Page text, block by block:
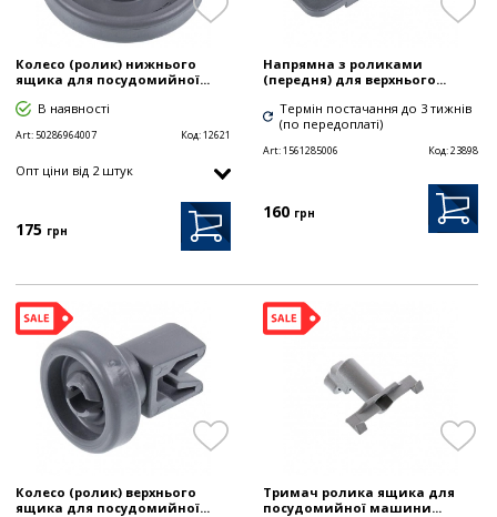
Колесо (ролик) нижнього
ящика для посудомийної...
В наявності
Art: 50286964007 Код:12621
Опт цiни від 2 штук
175 грн
Напрямна з роликами
(передня) для верхнього...
Термін постачання до 3 тижнів
(по передоплаті)
Art:1561285006 Код:23898
160 грн
Колесо (ролик) верхнього
ящика для посудомийної...
Тримач ролика ящика для
посудомийної машини...